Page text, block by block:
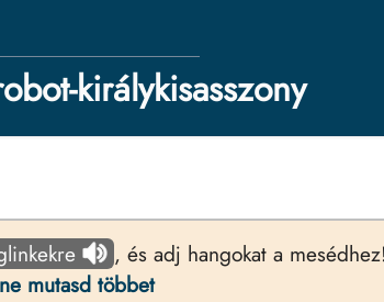
királykisasszony
, és adj hangokat a mesédhez!
mutasd többet